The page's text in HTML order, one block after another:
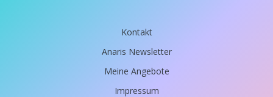
Kontakt
Anaris Newsletter
Meine Angebote
Impressum